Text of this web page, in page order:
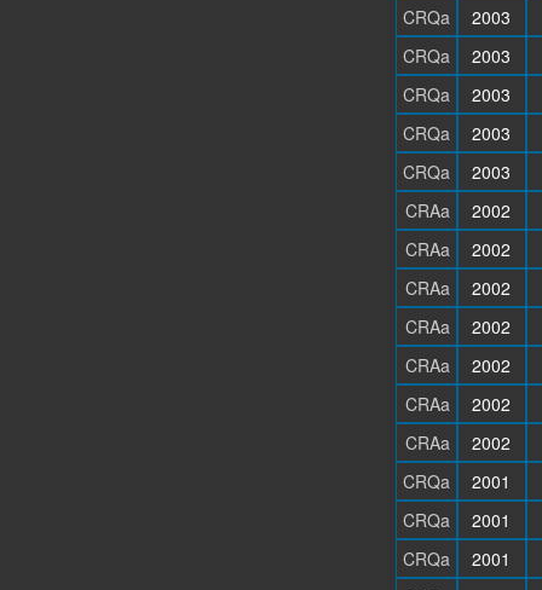
CRQa
2003
CRQa
2003
CRQa
2003
CRQa
2003
CRQa
2003
CRAa
2002
CRAa
2002
CRAa
2002
CRAa
2002
CRAa
2002
CRAa
2002
CRAa
2002
CRQa
2001
CRQa
2001
CRQa
2001